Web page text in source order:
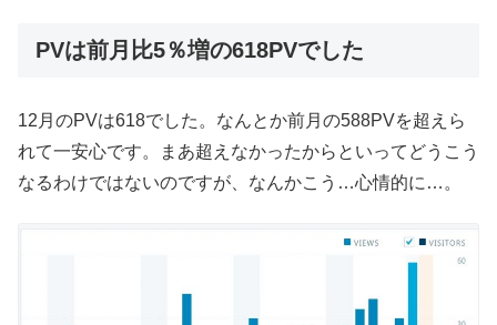
PVは前月比5％増の618PVでした
12月のPVは618でした。なんとか前月の588PVを超えら
れて一安心です。まあ超えなかったからといってどうこう
なるわけではないのですが、なんかこう…心情的に…。